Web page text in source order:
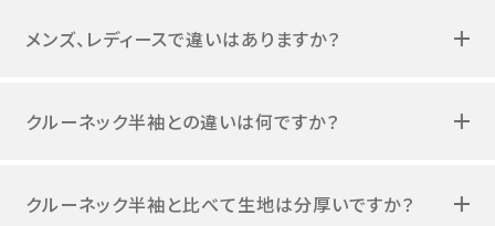
メンズ、レディースで違いはありますか？
クルーネック半袖との違いは何ですか？
クルーネック半袖と比べて生地は分厚いですか？